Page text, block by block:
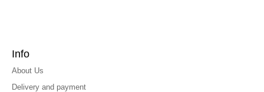
Info
About Us
Delivery and payment